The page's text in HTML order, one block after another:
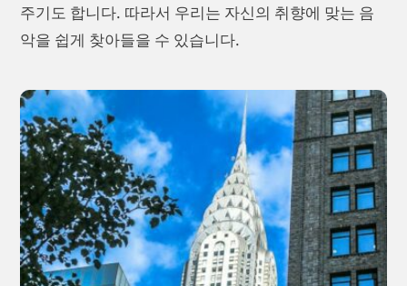
주기도 합니다. 따라서 우리는 자신의 취향에 맞는 음
악을 쉽게 찾아들을 수 있습니다.